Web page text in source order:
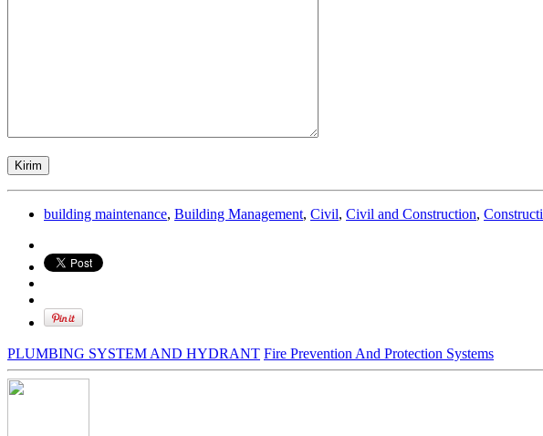
building maintenance, Building Management, Civil, Civil and Construction,
PLUMBING SYSTEM AND HYDRANT Fire Prevention And Protection Systems